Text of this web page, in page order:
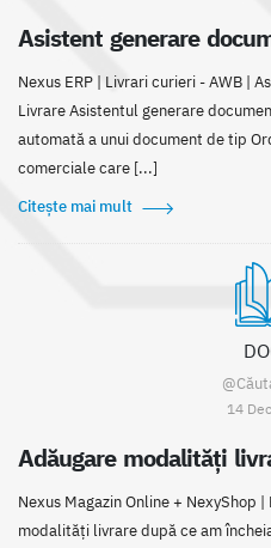
Asistent generare
Nexus ERP | Livrari curieri - AWB |
Livrare Asistentul generare
automată a unui document de tip
comerciale care [...]
Citește mai mult
14
Adăugare modalități
Nexus Magazin Online + NexyShop
modalități livrare după ce am